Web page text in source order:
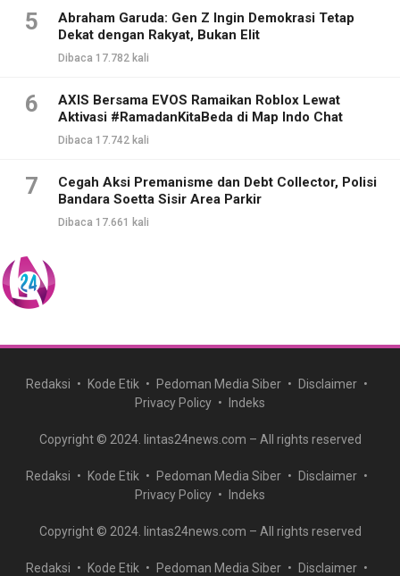
5
Abraham Garuda: Gen Z Ingin Demokrasi Tetap
Dekat dengan Rakyat, Bukan Elit
Dibaca 17.782 kali
6
AXIS Bersama EVOS Ramaikan Roblox Lewat
Aktivasi #RamadanKitaBeda di Map Indo Chat
Dibaca 17.742 kali
7
Cegah Aksi Premanisme dan Debt Collector, Polisi
Bandara Soetta Sisir Area Parkir
Dibaca 17.661 kali
Redaksi Kode Etik Pedoman Media Siber
Disclaimer
Privacy Policy
Indeks
Copyright © 2024. lintas24news.com – All rights reserved
Redaksi Kode Etik Pedoman Media Siber
Disclaimer
Privacy Policy
Indeks
Copyright © 2024. lintas24news.com – All rights reserved
Redaksi Kode Etik Pedoman Media Siber
Disclaimer